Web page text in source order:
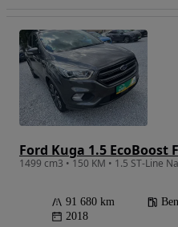
1499 cm3 • 150 KM • 1.5 ST-Line
91 680 km
2018